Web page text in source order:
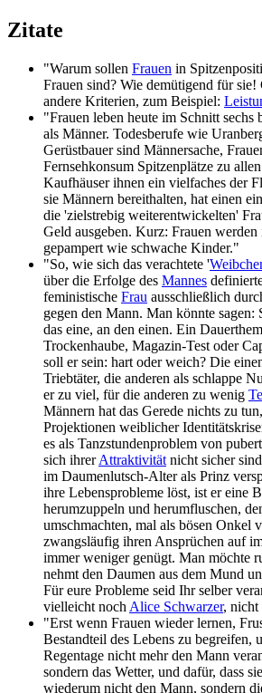
Zitate
"Warum sollen Frauen in
Frauen sind? Wie demütigend für sie!
andere Kriterien, zum Beispiel:
"Frauen leben heute im Schnitt sechs
als Männer. Todesberufe wie
Gerüstbauer sind Männersache,
Fernsehkonsum Spitzenplätze zu
Kaufhäuser ihnen ein vielfaches der
sie Männern bereithalten, hat einen
die 'zielstrebig weiterentwickelten'
Geld ausgeben. Kurz: Frauen werden
gepampert wie schwache Kinder."
"So, wie sich das verachtete '
über die Erfolge des Mannes
feministische Frau ausschließlich
gegen den Mann. Man könnte sagen:
das eine, an den einen. Ein
Trockenhaube, Magazin-Test oder
soll er sein: hart oder weich? Die
Triebtäter, die anderen als schlappe
er zu viel, für die anderen zu wenig
Männern hat das Gerede nichts zu
Projektionen weiblicher
es als Tanz­stunden­problem von
sich ihrerAttraktivität nicht sicher
im Daumen­lutsch-Alter als Prinz
ihre Lebens­probleme löst, ist er eine
herum­zuppeln und herum­fluschen,
umschmachten, mal als bösen Onkel
zwangsläufig ihren Ansprüchen auf
immer weniger genügt. Man möchte
nehmt den Daumen aus dem Mund
Für eure Probleme seid Ihr selber
vielleicht noch Alice Schwarzer, nicht
"Erst wenn Frauen wieder lernen,
Bestandteil des Lebens zu begreifen,
Regentage nicht mehr den Mann
sondern das Wetter, und dafür, dass
wiederum nicht den Mann, sondern